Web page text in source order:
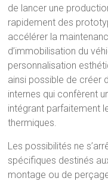
de lancer une
rapidement des
accélérer la
d’immobilisation du
personnalisation
ainsi possible de créer
internes qui confèrent
intégrant parfaitement
thermiques.
Les possibilités ne
spécifiques destinés
montage ou de